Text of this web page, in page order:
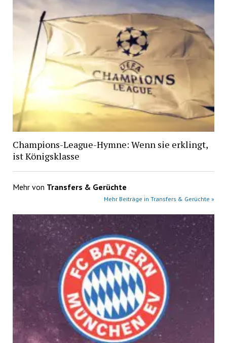
Champions-League-Hymne: Wenn sie erklingt,
ist Königsklasse
Mehr von Transfers & Gerüchte
Mehr Beiträge in Transfers & Gerüchte »